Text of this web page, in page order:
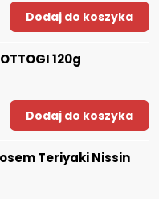
Dodaj do koszyka
120g
Dodaj do koszyka
Teriyaki Nissin